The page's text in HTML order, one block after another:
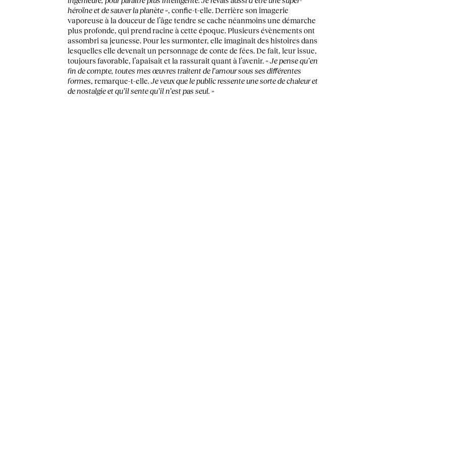
héroïne et de sauver la planète », confie-t-elle. Derrière son imagerie
vaporeuse à la douceur de l’âge tendre se cache néanmoins une démarche
plus profonde, qui prend racine à cette époque. Plusieurs évènements ont
assombri sa jeunesse. Pour les surmonter, elle imaginait des histoires dans
lesquelles elle devenait un personnage de conte de fées. De fait, leur issue,
toujours favorable, l’apaisait et la rassurait quant à l’avenir.« Je pense qu’en
fin de compte, toutes mes œuvres traitent de l’amour sous ses différentes
formes, remarque-t-elle. Je veux que le public ressente une sorte de chaleur et
de nostalgie et qu’il sente qu’il n’est pas seul. »